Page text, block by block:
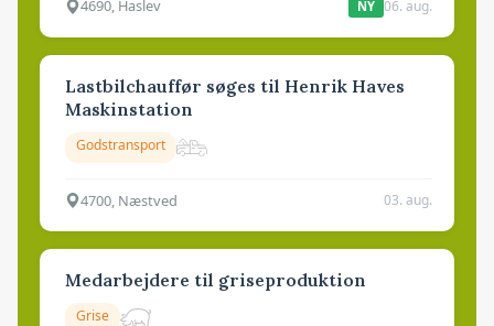
4690, Haslev NY 06. aug.
Lastbilchauffør søges til Henrik Haves
Maskinstation
Godstransport
4700, Næstved 03. aug.
Medarbejdere til griseproduktion
Grise